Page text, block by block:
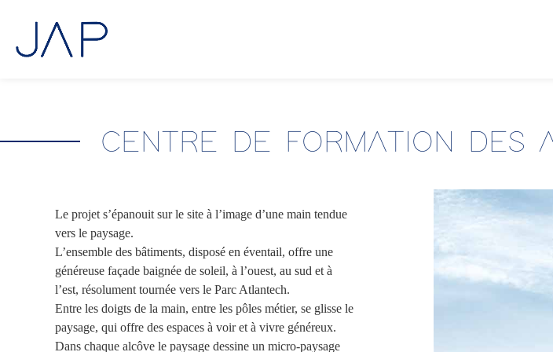
contenu
CENTRE DE FORMATION DES
Le projet s’épanouit sur le site à l’image d’une main tendue
vers le paysage.
L’ensemble des bâtiments, disposé en éventail, offre une
généreuse façade baignée de soleil, à l’ouest, au sud et à
l’est, résolument tournée vers le Parc Atlantech.
Entre les doigts de la main, entre les pôles métier, se glisse le
paysage, qui offre des espaces à voir et à vivre généreux.
Dans chaque alcôve le paysage dessine un micro-paysage